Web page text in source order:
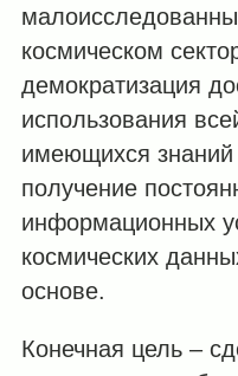
космическом
демократизация
использования
имеющихся
получение
информационных
космических
основе.
Конечная цель –